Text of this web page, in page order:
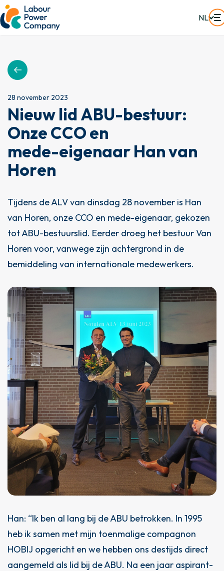
NL
28 november 2023
NieuwlidABU-bestuur:
OnzeCCOen
mede-eigenaarHanvan
Horen
Tijdens de ALV van dinsdag 28 november is Han
van Horen, onze CCO en mede-eigenaar, gekozen
totABU-bestuurslid. Eerder droeg het bestuur Van
Horen voor, vanwege zijn achtergrond in de
bemiddeling van internationale medewerkers.
Han: “Ik ben al lang bij de ABU betrokken. In 1995
heb ik samen met mijn toenmalige compagnon
HOBIJ opgericht en we hebben ons destijds direct
aangemeld als lid bij de ABU. Na een jaar aspirant-